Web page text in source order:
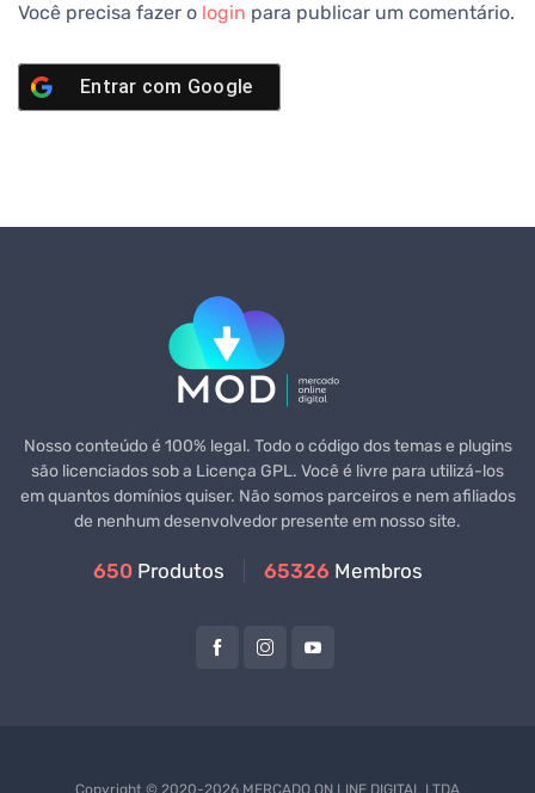
Você precisa fazer o login para publicar um comentário.
Entrar com Google
Nosso conteúdo é 100% legal. Todo o código dos temas e plugins
são licenciados sob a Licença GPL. Você é livre para utilizá-los
em quantos domínios quiser. Não somos parceiros e nem afiliados
de nenhum desenvolvedor presente em nosso site.
650 Produtos 65326 Membros
Copyright © 2020-2026 MERCADO ON LINE DIGITAL LTDA